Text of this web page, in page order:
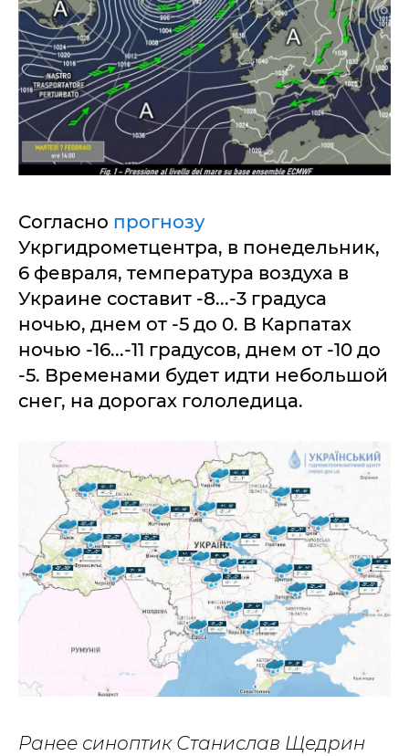
Согласно прогнозу
Укргидрометцентра, в понедельник,
6 февраля, температура воздуха в
Украине составит -8...-3 градуса
ночью, днем от -5 до 0. В Карпатах
ночью -16...-11 градусов, днем от -10 до
-5. Временами будет идти небольшой
снег, на дорогах гололедица.
Ранее синоптик Станислав Щедрин